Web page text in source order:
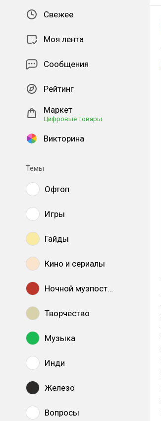
Свежее
Моя лента
Сообщения
Рейтинг
Маркет
Цифровые товары
Викторина
Темы
Офтоп
Игры
Гайды
Кино и сериалы
Ночной музпостинг
Творчество
Музыка
Инди
Железо
Вопросы